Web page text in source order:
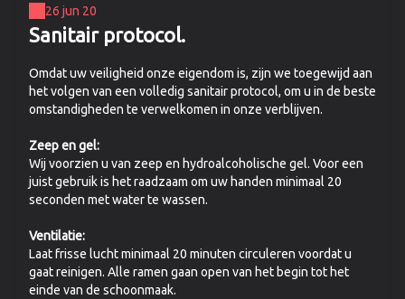
26 jun 20
Sanitair protocol.
Omdat uw veiligheid onze eigendom is, zijn we toegewijd aan
het volgen van een volledig sanitair protocol, om u in de beste
omstandigheden te verwelkomen in onze verblijven.
Zeep en gel:
Wij voorzien u van zeep en hydroalcoholische gel. Voor een
juist gebruik is het raadzaam om uw handen minimaal 20
seconden met water te wassen.
Ventilatie:
Laat frisse lucht minimaal 20 minuten circuleren voordat u
gaat reinigen. Alle ramen gaan open van het begin tot het
einde van de schoonmaak.